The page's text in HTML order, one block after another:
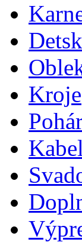
Kroje